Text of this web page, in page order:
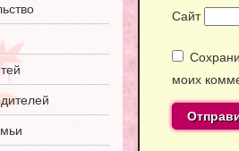
Сайт
моих